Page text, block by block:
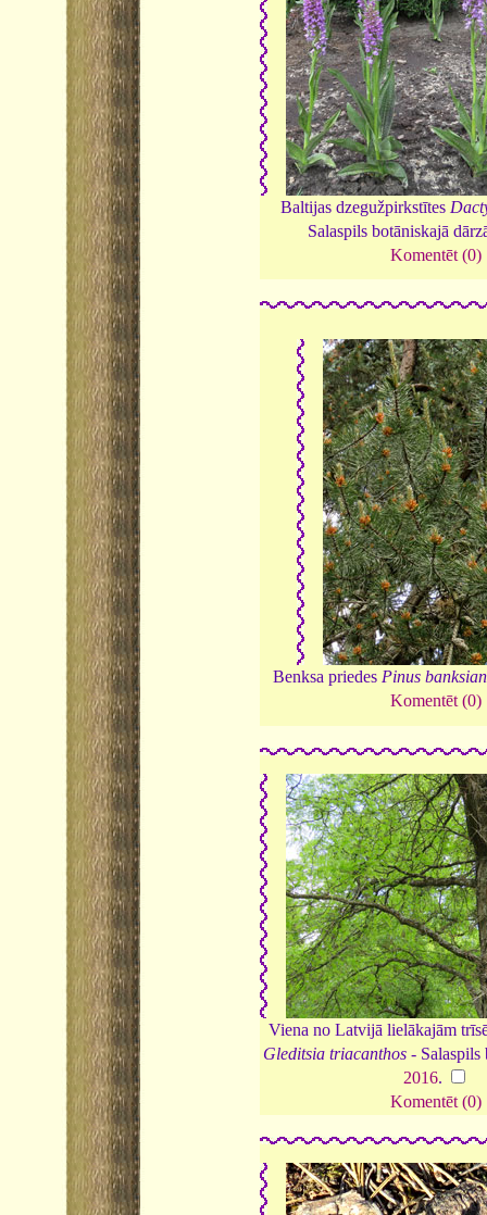
Baltijas dzegužpirkstītes
Salaspils botāniskajā
Komentēt (0)
Benksa priedes Pinus
Komentēt (0)
Viena no Latvijā lielākajām
Gleditsia triacanthos - Salaspils
2016.
Komentēt (0)